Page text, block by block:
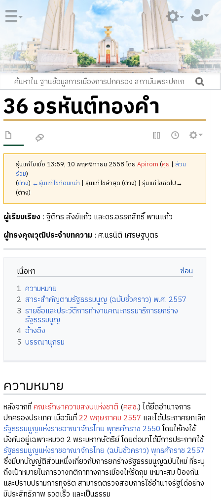
36 อรหันต์ทองคำ
รุ่นแก้ไขเมื่อ 13:59, 10 พฤศจิกายน 2558 โดยApirom (คุย | ส่วน
ร่วม)
(ต่าง) ←รุ่นแก้ไขก่อนหน้า | รุ่นแก้ไขล่าสุด (ต่าง) | รุ่นแก้ไขถัดไป→
(ต่าง)
ผู้เรียบเรียง: ฐิติกร สังข์แก้ว และดร.อรรถสิทธิ์ พานแก้ว
ผู้ทรงคุณวุฒิประจำบทความ: ศ.นรนิติ เศรษฐบุตร
เนื้อหา
1 ความหมาย
2 สาระสำคัญตามรัฐธรรมนูญ (ฉบับชั่วคราว) พ.ศ. 2557
3 รายชื่อและประวัติการทำงานคณะกรรมาธิการยกร่าง
รัฐธรรมนูญ
4 อ้างอิง
5 บรรณานุกรม
ความหมาย
หลังจากที่คณะรักษาความสงบแห่งชาติ (คสช.) ได้ยึดอำนาจการ
ปกครองประเทศ เมื่อวันที่ 22 พฤษภาคม 2557 และได้ประกาศยกเลิก
รัฐธรรมนูญแห่งราชอาณาจักรไทย พุทธศักราช 2550โดยให้คงใช้
บังคับอยู่เฉพาะหมวด 2 พระมหากษัตริย์ โดยต่อมาได้มีการประกาศใช้
รัฐธรรมนูญแห่งราชอาณาจักรไทย (ฉบับชั่วคราว) พุทธศักราช 2557
ซึ่งมีบทบัญญัติส่วนหนึ่งเกี่ยวกับการยกร่างรัฐธรรมนูญฉบับใหม่ ที่ระบุ
ถึงเป้าหมายในการวางกติกาทางการเมืองให้รัดกุม เหมาะสม ป้องกัน
และปราบปรามการทุจริต สามารถตรวจสอบการใช้อำนาจรัฐได้อย่าง
มีประสิทธิภาพ รวดเร็ว และเป็นธรรม